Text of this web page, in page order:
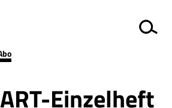
Einzelheft